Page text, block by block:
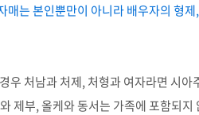
매는 본인뿐만이 아니라 배우자의 형
우 처남과 처제, 처형과 여자라면 시
제부, 올케와 동서는 가족에 포함되지